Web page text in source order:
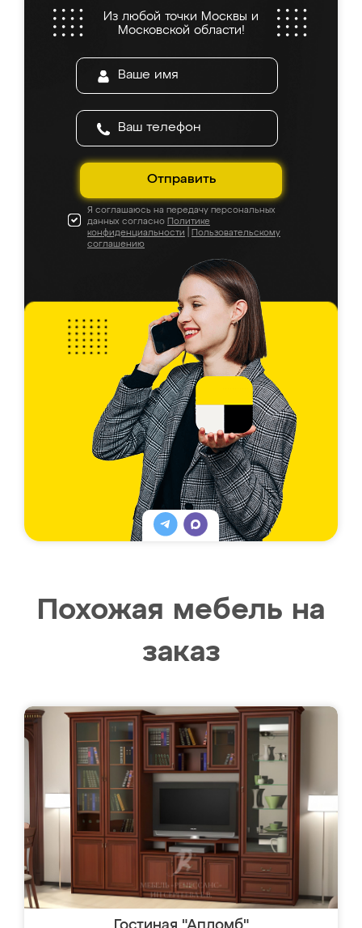
Из любой точки Москвы и
Московской области!
Отправить
Я соглашаюсь на передачу персональных
данных согласно Политике
конфиденциальности
Пользовательскому
соглашению
Похожая мебель на
заказ